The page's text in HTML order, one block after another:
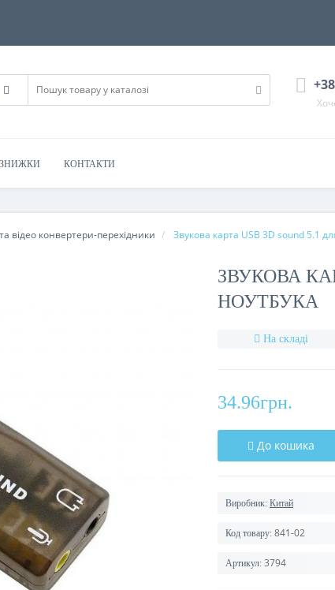
ЗНИЖКИ КОНТАКТИ
відео конвертери-перехідники Звукова карта USB 3D sound 5.1
ЗВУКОВА
НОУТБУКА
На складі
34.96грн.
До кошика
Виробник: Китай
Код товару: 841-02
Артикул: 3794